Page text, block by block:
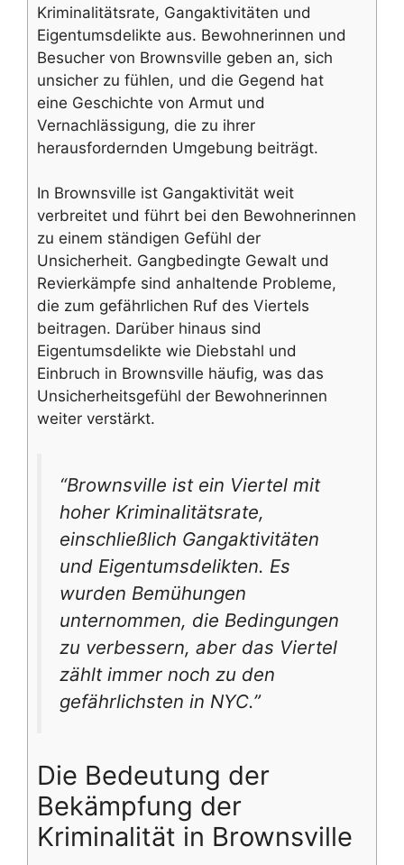
Kriminalitätsrate, Gangaktivitäten und
Eigentumsdelikte aus. Bewohnerinnen und
Besucher von Brownsville geben an, sich
unsicher zu fühlen, und die Gegend hat
eine Geschichte von Armut und
Vernachlässigung, die zu ihrer
herausfordernden Umgebung beiträgt.
In Brownsville ist Gangaktivität weit
verbreitet und führt bei den Bewohnerinnen
zu einem ständigen Gefühl der
Unsicherheit. Gangbedingte Gewalt und
Revierkämpfe sind anhaltende Probleme,
die zum gefährlichen Ruf des Viertels
beitragen. Darüber hinaus sind
Eigentumsdelikte wie Diebstahl und
Einbruch in Brownsville häufig, was das
Unsicherheitsgefühl der Bewohnerinnen
weiter verstärkt.
“Brownsville ist ein Viertel mit
hoher Kriminalitätsrate,
einschließlich Gangaktivitäten
und Eigentumsdelikten. Es
wurden Bemühungen
unternommen, die Bedingungen
zu verbessern, aber das Viertel
zählt immer noch zu den
gefährlichsten in NYC.”
Die Bedeutung der
Bekämpfung der
Kriminalität in Brownsville